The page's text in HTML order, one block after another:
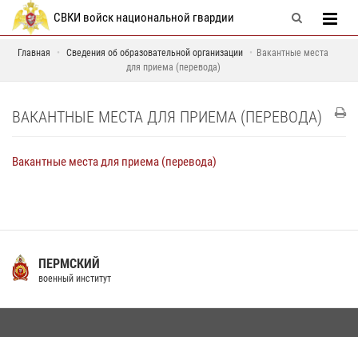
СВКИ войск национальной гвардии
Главная Сведения об образовательной организации
Вакантные места
для приема (перевода)
ВАКАНТНЫЕ МЕСТА ДЛЯ ПРИЕМА (ПЕРЕВОДА)
Вакантные места для приема (перевода)
ПЕРМСКИЙ
военный институт